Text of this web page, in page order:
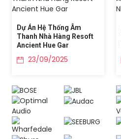
Dự Án Hệ Thống Âm
Thanh Nhà Hàng Resoft
Ancient Hue Gar
23/09/2025